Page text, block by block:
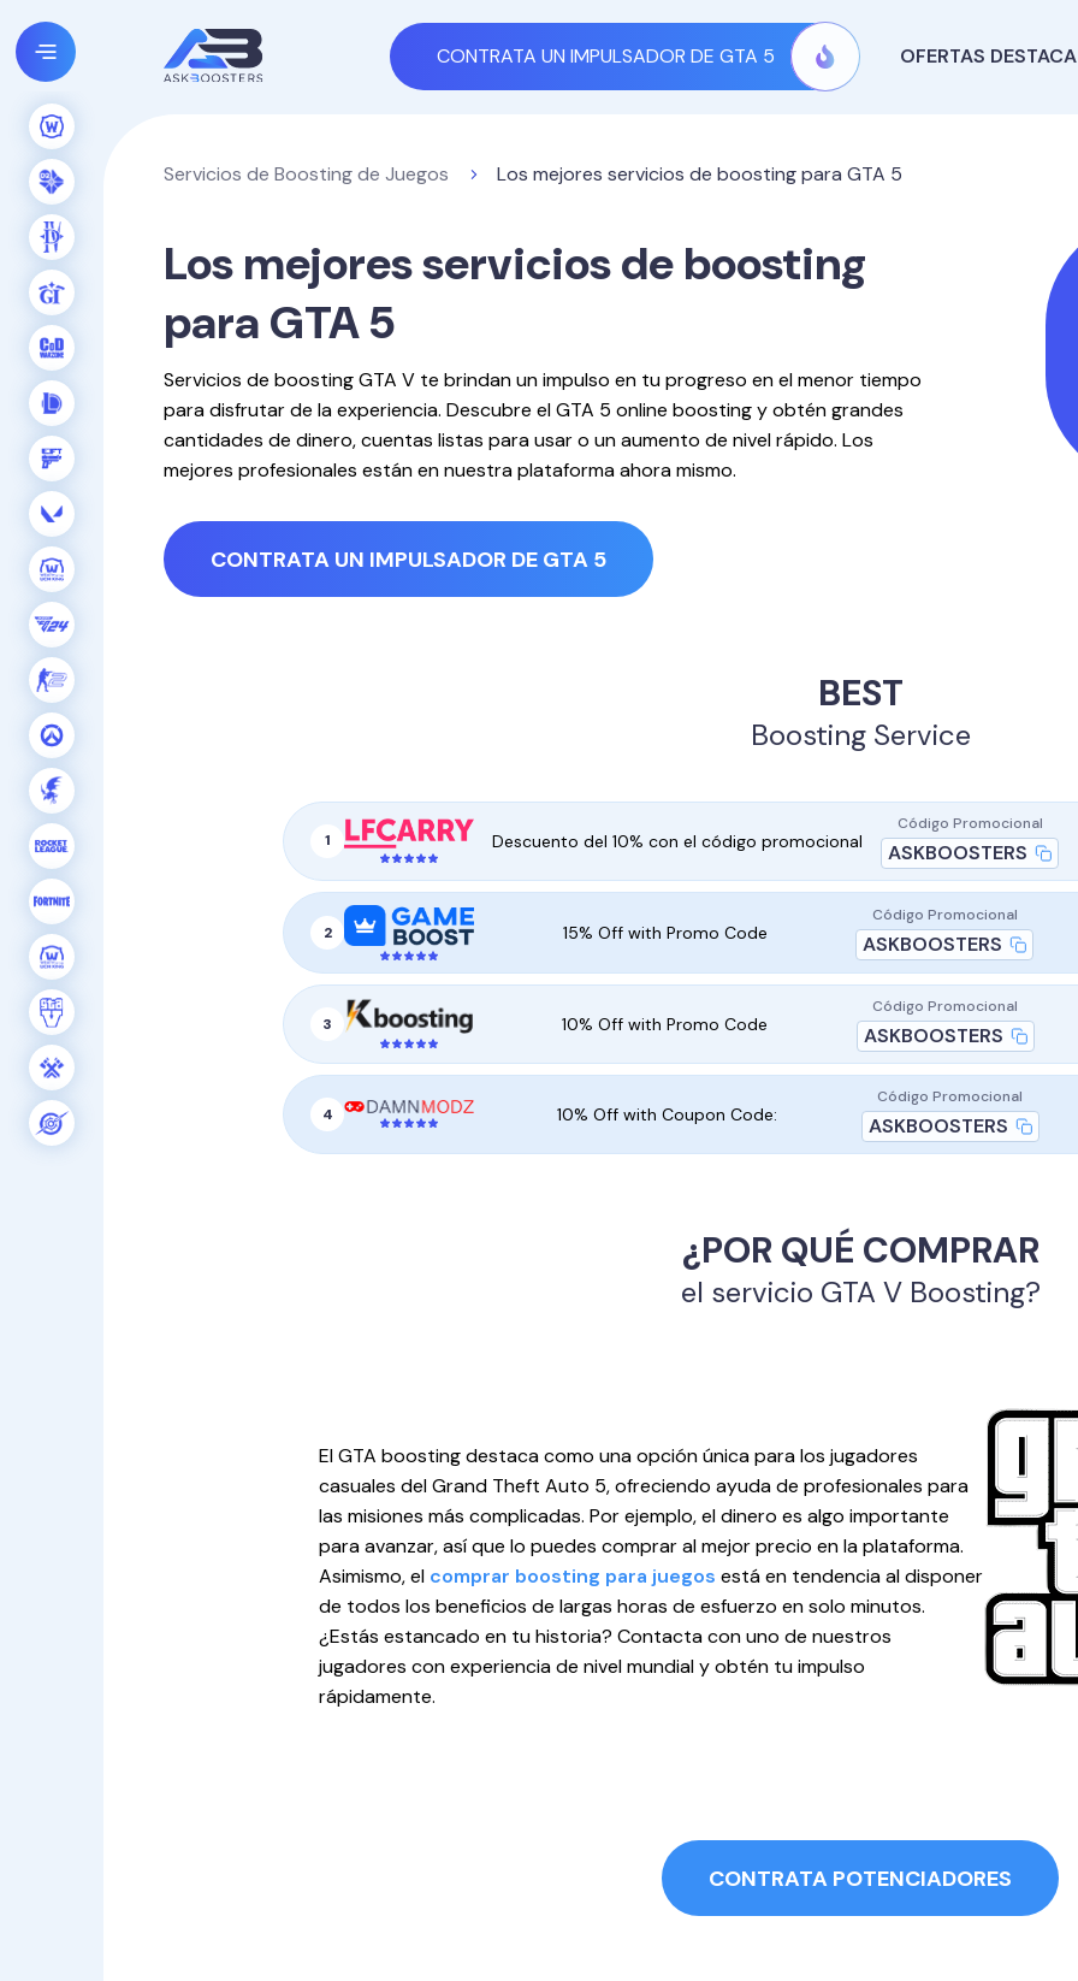
CONTRATA UN IMPULSADOR DE GTA 5 OFERTAS
Servicios de Boosting de Juegos Los mejores servicios de boosting para GTA 5
Los mejores servicios de boosting
para GTA 5
Servicios de boosting GTA V te brindan un impulso en tu progreso en el menor tiempo
para disfrutar de la experiencia. Descubre el GTA 5 online boosting y obtén grandes
cantidades de dinero, cuentas listas para usar o un aumento de nivel rápido. Los
mejores profesionales están en nuestra plataforma ahora mismo.
CONTRATA UN IMPULSADOR DE GTA 5
BEST
Boosting Service
1 Descuento del 10% con el código promocional
Código Promocional
ASKBOOSTERS
2 15% Off with Promo Code
Código Promocional
ASKBOOSTERS
3 10% Off with Promo Code
Código Promocional
ASKBOOSTERS
4 10% Off with Coupon Code:
Código Promocional
ASKBOOSTERS
¿POR QUÉ COMPRAR
el servicio GTA V Boosting?
El GTA boosting destaca como una opción única para los jugadores
casuales del Grand Theft Auto 5, ofreciendo ayuda de profesionales para
las misiones más complicadas. Por ejemplo, el dinero es algo importante
para avanzar, así que lo puedes comprar al mejor precio en la plataforma.
Asimismo, el comprar boosting para juegos está en tendencia al disponer
de todos los beneficios de largas horas de esfuerzo en solo minutos.
¿Estás estancado en tu historia? Contacta con uno de nuestros
jugadores con experiencia de nivel mundial y obtén tu impulso
rápidamente.
CONTRATA POTENCIADORES